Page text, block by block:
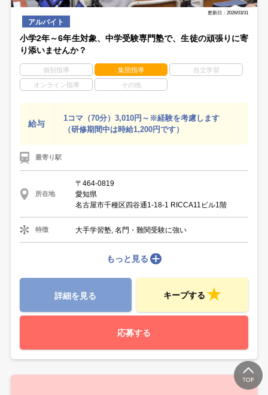
更新日：2026/03/31
アルバイト
小学2年～6年生対象、中学受験専門塾で、生徒の頑張りに寄
り添いませんか？
個別指導 集団指導 自立学習
オンライン指導 その他
給与
1コマ（70分）3,010円～※経験を考慮します
（研修期間中は時給1,200円です）
最寄り駅
所在地
〒464-0819
愛知県
名古屋市千種区四谷通1-18-1 RICCA11ビル1階
特徴 大手学習塾, 名門・難関受験に強い
もっと見る
詳細を見る キープする
応募する